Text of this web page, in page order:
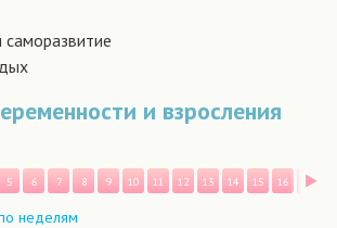
саморазвитие
и взросления
5 6 7 8 9 10 11 12 13 14 15 16 17
неделям